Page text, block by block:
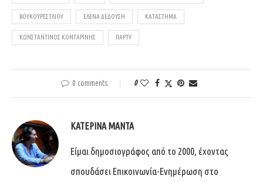
ΒΟΥΚΟΥΡΕΣΤΛΙΟΥ ΈΛΕΝΑ ΔΕΔΟΎΣΗ ΚΑΤΆΣΤΗΜΑ
ΚΩΝΣΤΑΝΤΊΝΟΣ ΚΟΝΤΑΡΊΝΗΣ ΠΆΡΤΥ
0 comments 0
ΚΑΤΕΡΊΝΑ ΜΑΝΤΆ
Είμαι δημοσιογράφος από το 2000, έχοντας
σπουδάσει Επικοινωνία-Ενημέρωση στο